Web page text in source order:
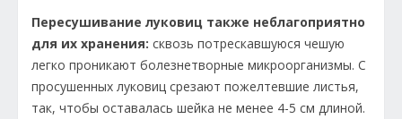
Пересушивание луковиц также неблагоприятно
для их хранения: сквозь потрескавшуюся чешую
легко проникают болезнетворные микроорганизмы. С
просушенных луковиц срезают пожелтевшие листья,
так, чтобы оставалась шейка не менее 4-5 см длиной.